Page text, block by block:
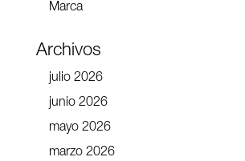
Marca
Archivos
julio 2026
junio 2026
mayo 2026
marzo 2026